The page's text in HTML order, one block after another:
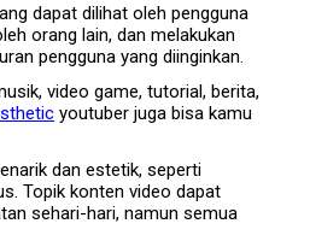
dapat dilihat oleh pengguna
orang lain, dan melakukan
pengguna yang diinginkan.
video game, tutorial, berita,
youtuber juga bisa kamu
dan estetik, seperti
Topik konten video dapat
sehari-hari, namun semua